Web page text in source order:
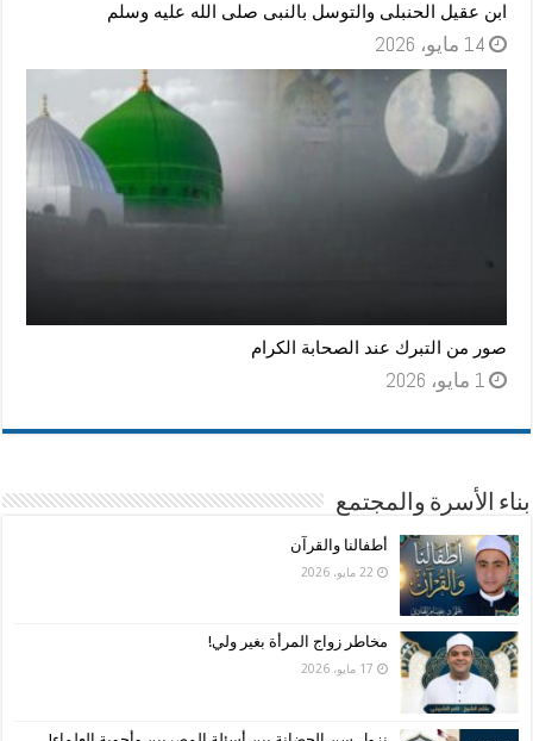
ابن عقيل الحنبلى والتوسل بالنبى صلى الله عليه وسلم
14 مايو، 2026
صور من التبرك عند الصحابة الكرام
1 مايو، 2026
بناء الأسرة والمجتمع
أطفالنا والقرآن
22 مايو، 2026
مخاطر زواج المرأة بغير ولي!
17 مايو، 2026